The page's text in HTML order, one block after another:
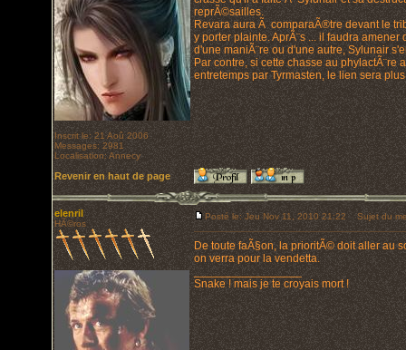
Inscrit le: 21 Aoû 2006
Messages: 2981
Localisation: Annecy
reprÃ©sailles.
Revara aura Ã comparaÃ®tre devant le
y porter plainte. AprÃ¨s ... il faudra
d'une maniÃ¨re ou d'une autre, Sylunair
Par contre, si cette chasse au
entretemps par Tyrmasten, le lien sera
Revenir en haut de page
elenril
HÃ©ros
Posté le: Jeu Nov 11, 2010 21:22 Sujet du
De toute faÃ§on, la prioritÃ© doit aller au
on verra pour la vendetta.
_________________
Snake ! mais je te croyais mort !